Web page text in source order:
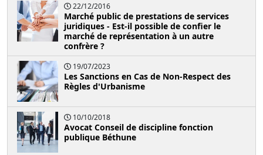
22/12/2016
Marché public de prestations de services
juridiques - Est-il possible de confier le
marché de représentation à un autre
confrère ?
19/07/2023
Les Sanctions en Cas de Non-Respect des
Règles d'Urbanisme
10/10/2018
Avocat Conseil de discipline fonction
publique Béthune